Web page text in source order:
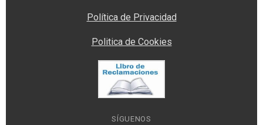
Política de Privacidad
Politica de Cookies
SÍGUENOS